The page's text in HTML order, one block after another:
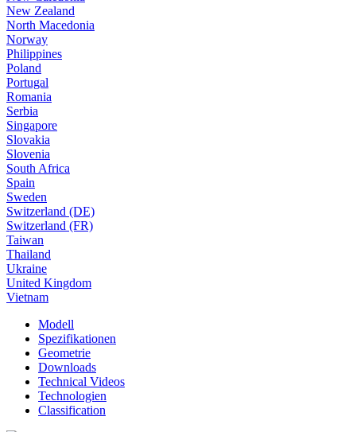
New Zealand
North Macedonia
Norway
Philippines
Poland
Portugal
Romania
Serbia
Singapore
Slovakia
Slovenia
South Africa
Spain
Sweden
Switzerland (DE)
Switzerland (FR)
Taiwan
Thailand
Ukraine
United Kingdom
Vietnam
Modell
Spezifikationen
Geometrie
Downloads
Technical Videos
Technologien
Classification